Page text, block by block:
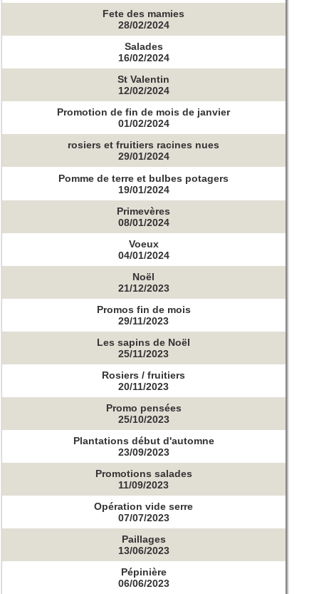
Fete des mamies
28/02/2024
Salades
16/02/2024
St Valentin
12/02/2024
Promotion de fin de mois de janvier
01/02/2024
rosiers et fruitiers racines nues
29/01/2024
Pomme de terre et bulbes potagers
19/01/2024
Primevères
08/01/2024
Voeux
04/01/2024
Noël
21/12/2023
Promos fin de mois
29/11/2023
Les sapins de Noël
25/11/2023
Rosiers / fruitiers
20/11/2023
Promo pensées
25/10/2023
Plantations début d'automne
23/09/2023
Promotions salades
11/09/2023
Opération vide serre
07/07/2023
Paillages
13/06/2023
Pépinière
06/06/2023